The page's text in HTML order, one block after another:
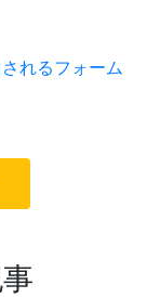
れるフォーム